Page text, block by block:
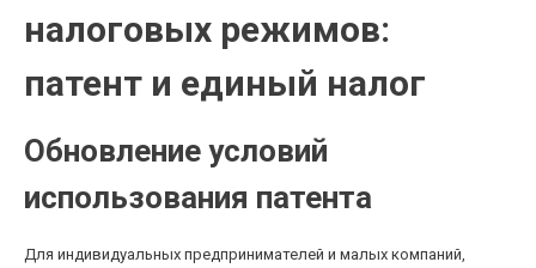
налоговых режимов:
патент и единый налог
Обновление условий
использования патента
Для индивидуальных предпринимателей и малых компаний,